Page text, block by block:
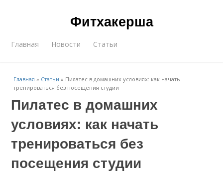
Фитхакерша
Главная Новости Статьи
Главная » Статьи » Пилатес в домашних условиях: как начать
тренироваться без посещения студии
Пилатес в домашних
условиях: как начать
тренироваться без
посещения студии